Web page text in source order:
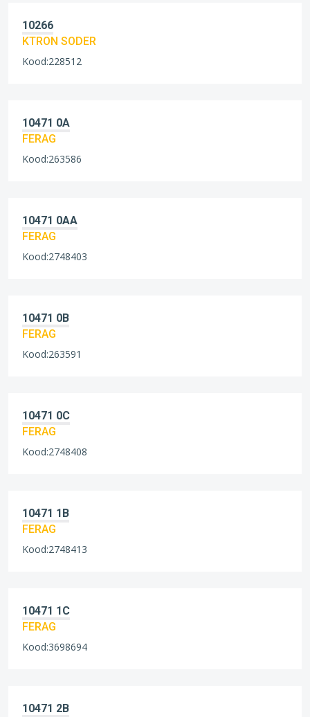
10266
KTRON SODER
Kood:228512
10471 0A
FERAG
Kood:263586
10471 0AA
FERAG
Kood:2748403
10471 0B
FERAG
Kood:263591
10471 0C
FERAG
Kood:2748408
10471 1B
FERAG
Kood:2748413
10471 1C
FERAG
Kood:3698694
10471 2B